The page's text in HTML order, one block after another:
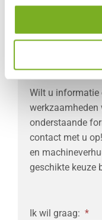
ALLGROEN
Wilt u informatie
werkzaamheden
onderstaande
contact met u
en
geschikte keuze
Ik wil graag: *